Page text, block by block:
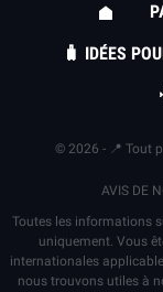
🧳 IDÉES
© 2026 - 📍 Tout
AVIS DE
Toutes les informations
uniquement. Vous
internationales
nous trouvons utiles à